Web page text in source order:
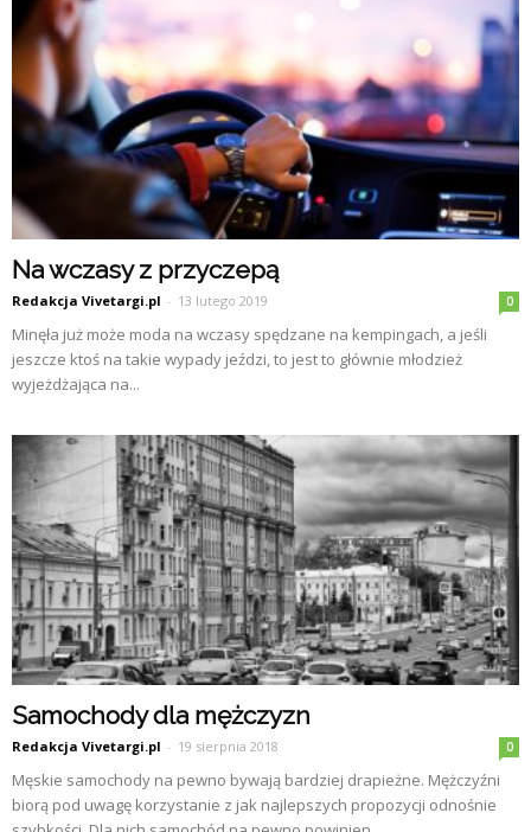
Na wczasy z przyczepą
Redakcja Vivetargi.pl - 13 lutego 2019 0
Minęła już może moda na wczasy spędzane na kempingach, a jeśli
jeszcze ktoś na takie wypady jeździ, to jest to głównie młodzież
wyjeżdżająca na...
Samochody dla mężczyzn
Redakcja Vivetargi.pl - 19 sierpnia 2018 0
Męskie samochody na pewno bywają bardziej drapieżne. Mężczyźni
biorą pod uwagę korzystanie z jak najlepszych propozycji odnośnie